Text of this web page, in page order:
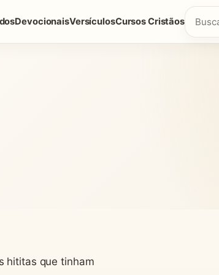
DevocionaisVersículosCursos Cristãos
hititas que tinham